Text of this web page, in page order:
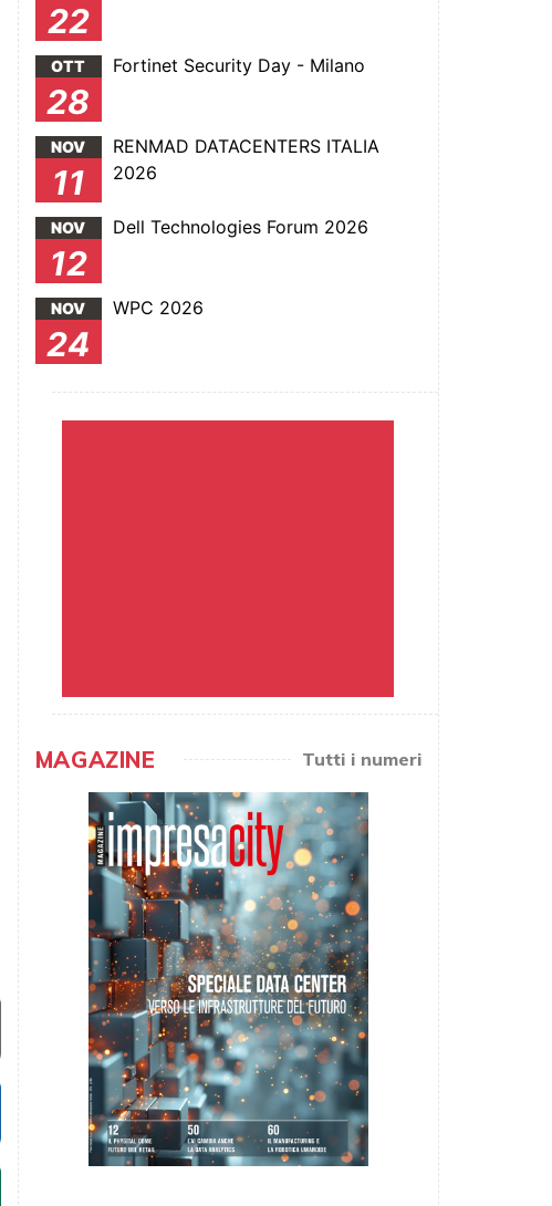
22
OTT
28
Fortinet Security Day - Milano
NOV
11
RENMAD DATACENTERS ITALIA
2026
NOV
12
Dell Technologies Forum 2026
NOV
24
WPC 2026
MAGAZINE Tutti i numeri